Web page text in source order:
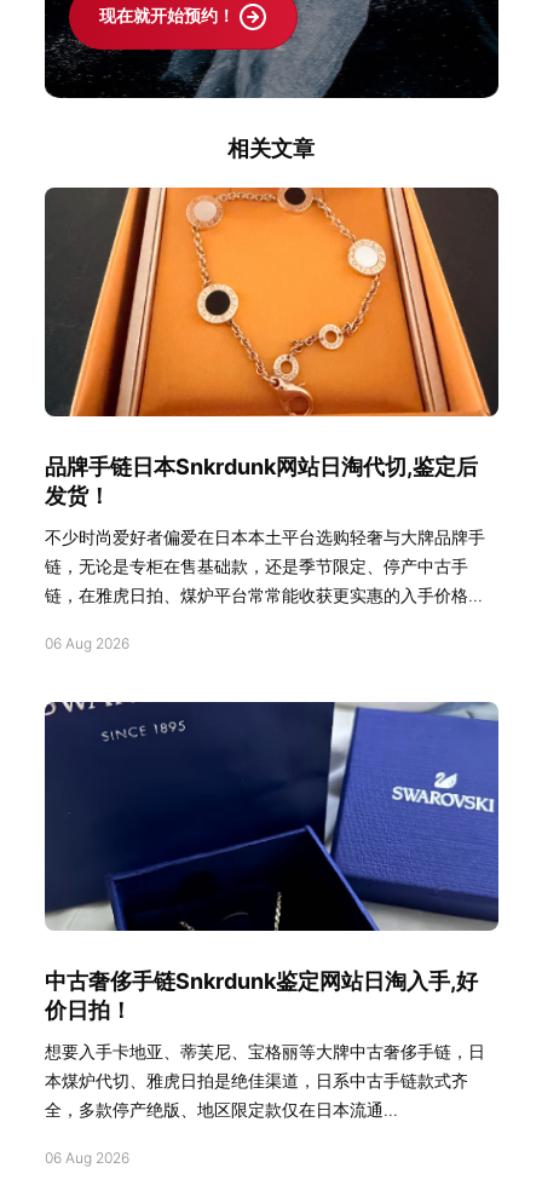
现在就开始预约！
相关文章
品牌手链日本Snkrdunk网站日淘代切,鉴定后
发货！
不少时尚爱好者偏爱在日本本土平台选购轻奢与大牌品牌手
链，无论是专柜在售基础款，还是季节限定、停产中古手
链，在雅虎日拍、煤炉平台常常能收获更实惠的入手价格...
06 Aug 2026
中古奢侈手链Snkrdunk鉴定网站日淘入手,好
价日拍！
想要入手卡地亚、蒂芙尼、宝格丽等大牌中古奢侈手链，日
本煤炉代切、雅虎日拍是绝佳渠道，日系中古手链款式齐
全，多款停产绝版、地区限定款仅在日本流通...
06 Aug 2026